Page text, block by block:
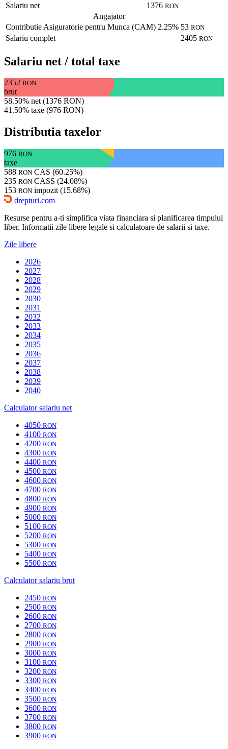
Salariu net 1376 RON
Angajator
Contributie Asiguratorie pentru Munca (CAM) 2.25% 53 RON
Salariu complet 2405 RON
Salariu net / total taxe
2352 RON
brut
58.50% net (1376 RON)
41.50% taxe (976 RON)
Distributia taxelor
976 RON
taxe
588 RON CAS (60.25%)
235 RON CASS (24.08%)
153 RON impozit (15.68%)
drepturi.com
Resurse pentru a-ti simplifica viata financiara si planificarea timpului
liber. Informatii zile libere legale si calculatoare de salarii si taxe.
Zile libere
2026
2027
2028
2029
2030
2031
2032
2033
2034
2035
2036
2037
2038
2039
2040
Calculator salariu net
4050 RON
4100 RON
4200 RON
4300 RON
4400 RON
4500 RON
4600 RON
4700 RON
4800 RON
4900 RON
5000 RON
5100 RON
5200 RON
5300 RON
5400 RON
5500 RON
Calculator salariu brut
2450 RON
2500 RON
2600 RON
2700 RON
2800 RON
2900 RON
3000 RON
3100 RON
3200 RON
3300 RON
3400 RON
3500 RON
3600 RON
3700 RON
3800 RON
3900 RON